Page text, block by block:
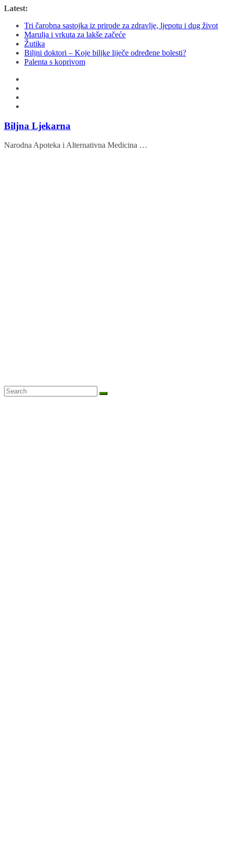
Skip
content
Latest:
Tri čarobna sastojka iz prirode za zdravlje, ljepotu i dug život
Marulja i vrkuta za lakše začeće
Žutika
Biljni doktori – Koje biljke liječe određene bolesti?
Palenta s koprivom
Biljna Ljekarna
Narodna Apoteka i Alternativna Medicina …